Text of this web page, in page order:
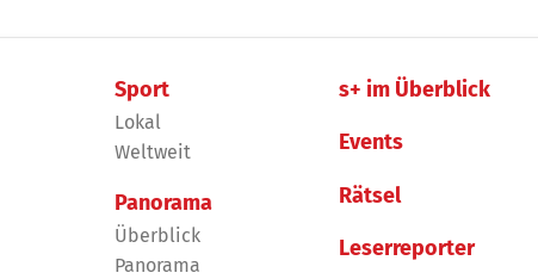
Sport
Lokal
Weltweit
Panorama
Überblick
Panorama
s+ im Überblick
Events
Rätsel
Leserreporter